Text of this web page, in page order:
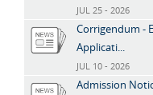
JUL 25 - 2026
Corrigendum -
Applicati...
JUL 10 - 2026
Admission